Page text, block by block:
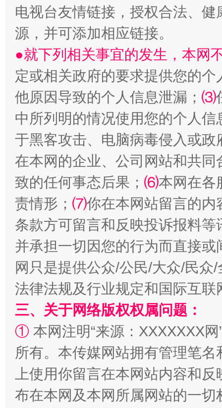
揭开“小金库”的免责幌子
受贿1.44亿！段成刚被判无期 从幼
全民健身五年计划来了！等你上场
阿坝州三大球赛在茂县开幕 规模
电视台友情链接，授权合法、
源，并可添加相应链接。
●就下列相关事宜的发生，本网
定或相关政府的要求提供您的个
他原因导致的个人信息泄漏； ⑶
中所列明的情况使用您的个人
于黑客攻击、电脑病毒侵入或
在本网的企业、公司网站和共
致的任何事态后果； ⑹本网在各
责情形； ⑺你在本网站留言的内
条款方可留言和反映投诉报料
并承担一切因您的行为而直接
网只是提供公众/公民/大众/民
法律法规及行业规定和国际互
三、关于网络版权权属问题：
① 本网注明“来源：XXXXXXX
所有。本传媒网站拥有管理笔
上使用你留言在本网站内容和
布在本网及本网所属网站的一